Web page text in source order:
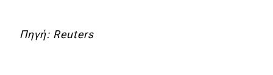
Πηγή: Reuters